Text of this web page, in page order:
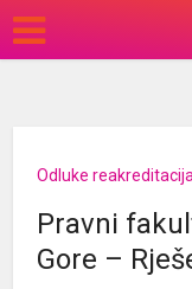
Odluke reakreditacija
Pravni
Gore –